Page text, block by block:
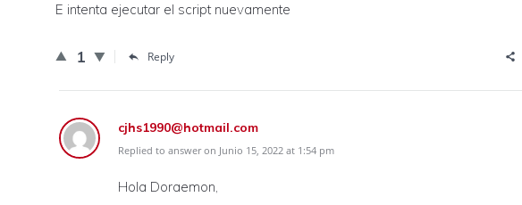
E intenta ejecutar el script nuevamente
1 Reply
cjhs1990@hotmail.com
Replied to answer on Junio 15, 2022 at 1:54 pm
Hola Doraemon,